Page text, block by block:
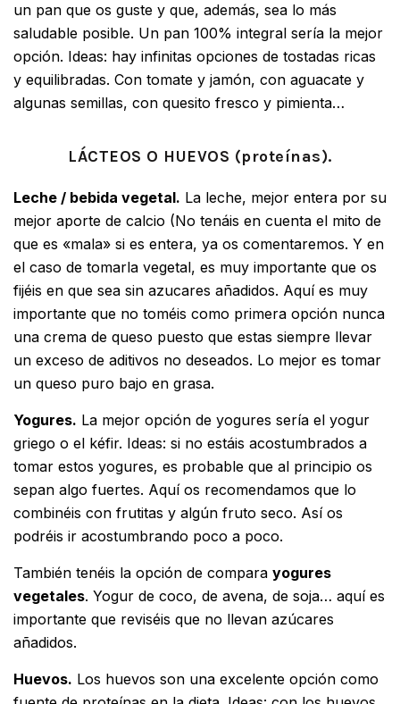
un pan que os guste y que, además, sea lo más
saludable posible. Un pan 100% integral sería la mejor
opción. Ideas: hay infinitas opciones de tostadas ricas
y equilibradas. Con tomate y jamón, con aguacate y
algunas semillas, con quesito fresco y pimienta…
LÁCTEOS O HUEVOS (proteínas).
Leche / bebida vegetal. La leche, mejor entera por su
mejor aporte de calcio (No tenáis en cuenta el mito de
que es «mala» si es entera, ya os comentaremos. Y en
el caso de tomarla vegetal, es muy importante que os
fijéis en que sea sin azucares añadidos. Aquí es muy
importante que no toméis como primera opción nunca
una crema de queso puesto que estas siempre llevar
un exceso de aditivos no deseados. Lo mejor es tomar
un queso puro bajo en grasa.
Yogures. La mejor opción de yogures sería el yogur
griego o el kéfir. Ideas: si no estáis acostumbrados a
tomar estos yogures, es probable que al principio os
sepan algo fuertes. Aquí os recomendamos que lo
combinéis con frutitas y algún fruto seco. Así os
podréis ir acostumbrando poco a poco.
También tenéis la opción de compara yogures
vegetales. Yogur de coco, de avena, de soja… aquí es
importante que reviséis que no llevan azúcares
añadidos.
Huevos. Los huevos son una excelente opción como